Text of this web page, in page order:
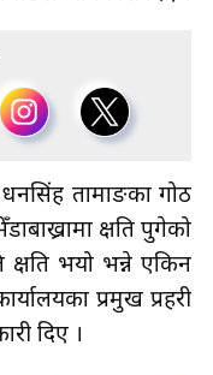
जानकारी दिए ।
तामाङका गोठ
क्षति पुगेको
भयो भन्ने एकिन
प्रमुख प्रहरी
दिए ।